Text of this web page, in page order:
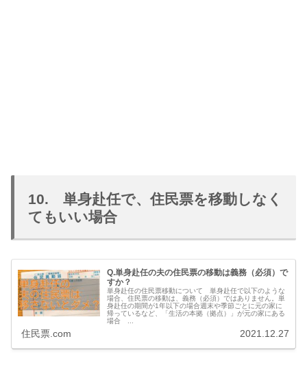
10. 単身赴任で、住民票を移動しなく
てもいい場合
Q.単身赴任の夫の住民票の移動は義務（必須）で
すか？
単身赴任の住民票移動について 単身赴任で以下のような
場合、住民票の移動は、義務（必須）ではありません。単
身赴任の期間が1年以下の場合週末や季節ごとに元の家に
帰っているなど、「生活の本拠（拠点）」が元の家にある
場合 ...
住民票.com 2021.12.27